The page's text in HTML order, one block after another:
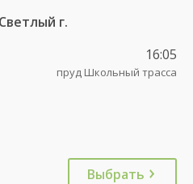
г.
16:05
пруд Школьный трасса
Выбрать